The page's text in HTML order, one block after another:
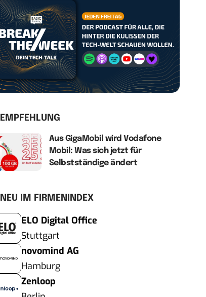
EMPFEHLUNG
Aus GigaMobil wird Vodafone
Mobil: Was sich jetzt für
Selbstständige ändert
NEU IM FIRMENINDEX
ELO Digital Office
Stuttgart
novomind AG
Hamburg
Zenloop